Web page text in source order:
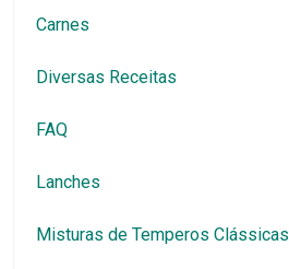
Carnes
Diversas Receitas
FAQ
Lanches
Misturas de Temperos Clássicas